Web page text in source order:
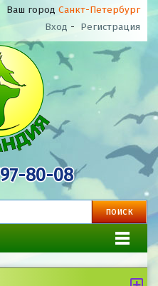
Ваш город Санкт-Петербург
Вход - Регистрация
80-08